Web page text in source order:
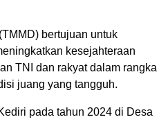
bertujuan untuk
kesejahteraan
TNI dan rakyat dalam rangka
juang yang tangguh.
pada tahun 2024 di Desa